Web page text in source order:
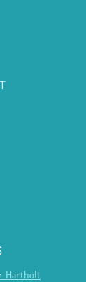
Hartholt